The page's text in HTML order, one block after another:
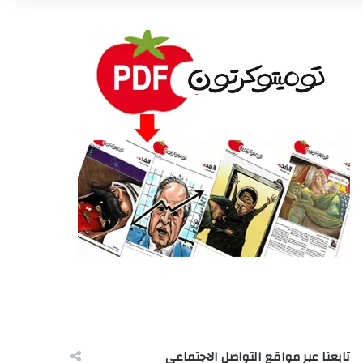
تابعنا عبر مواقع التواصل الاجتماعى